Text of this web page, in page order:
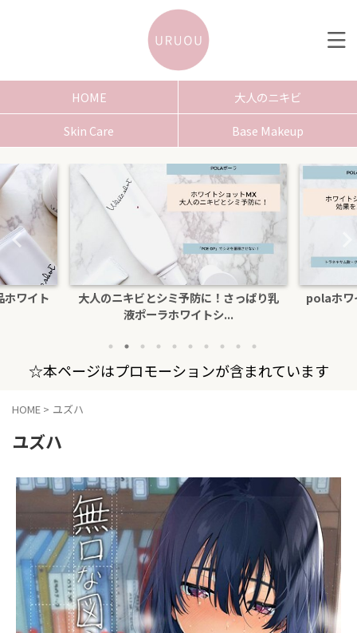
HOME
大人のニキビ
Skin Care
Base Makeup
ホワイト
大人のニキビとシミ予防に！さっぱり乳
液ポーラホワイトシ...
polaホワ
☆本ページはプロモーションが含まれています
HOME > ユズハ
ユズハ